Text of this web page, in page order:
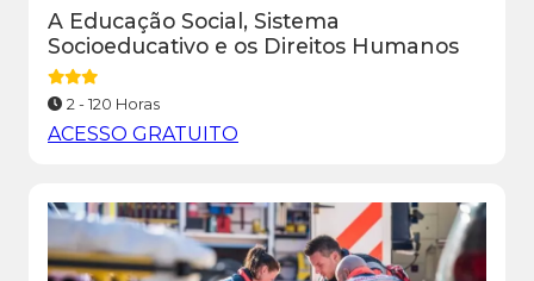
A Educação Social, Sistema
Socioeducativo e os Direitos Humanos
2 - 120 Horas
ACESSO GRATUITO